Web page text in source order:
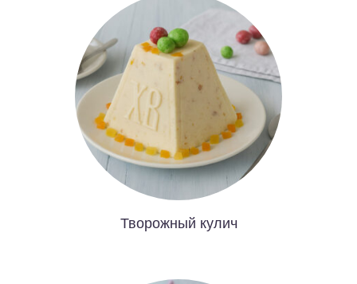
Творожный кулич